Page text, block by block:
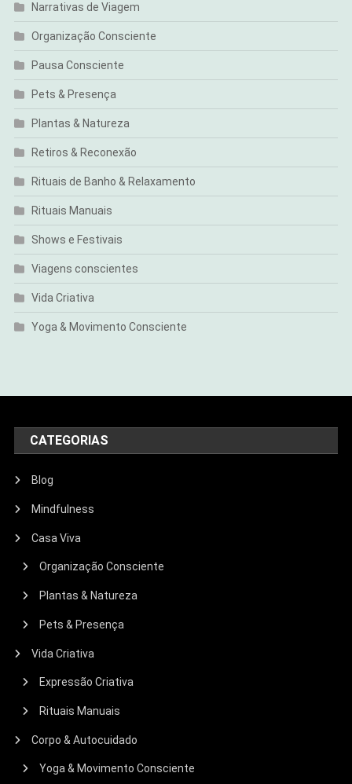
Narrativas de Viagem
Organização Consciente
Pausa Consciente
Pets & Presença
Plantas & Natureza
Retiros & Reconexão
Rituais de Banho & Relaxamento
Rituais Manuais
Shows e Festivais
Viagens conscientes
Vida Criativa
Yoga & Movimento Consciente
CATEGORIAS
Blog
Mindfulness
Casa Viva
Organização Consciente
Plantas & Natureza
Pets & Presença
Vida Criativa
Expressão Criativa
Rituais Manuais
Corpo & Autocuidado
Yoga & Movimento Consciente